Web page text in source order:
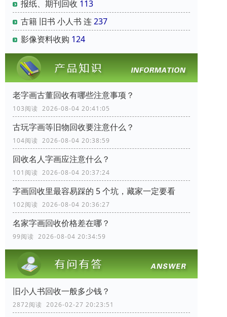
报纸、期刊回收 113
古籍 旧书 小人书 连237
影像资料收购 124
老字画古董回收有哪些注意事项？
103阅读 2026-08-04 20:41:05
古玩字画等旧物回收要注意什么？
104阅读 2026-08-04 20:38:59
回收名人字画应注意什么？
101阅读 2026-08-04 20:37:24
字画回收里最容易踩的 5 个坑，藏家一定要看
102阅读 2026-08-04 20:36:27
名家字画回收价格差在哪？
99阅读 2026-08-04 20:34:59
旧小人书回收一般多少钱？
2872阅读 2026-02-27 20:23:51